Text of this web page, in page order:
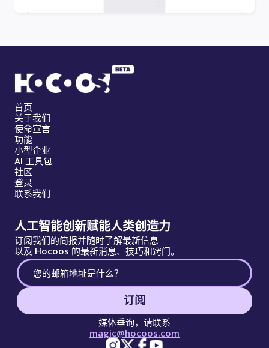
首页
关于我们
使命宣言
功能
小型企业
AI 工具包
社区
登录
联系我们
人工智能创新赋能人类创造力
订阅我们的简报并随时了解最新信息
以及 Hocoos 的最新消息、技巧和窍门。
订阅
媒体垂询，请联系
magic@hocoos.com